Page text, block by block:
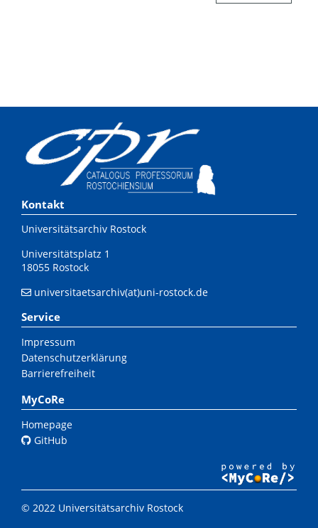
Kontakt
Universitätsarchiv Rostock
Universitätsplatz 1
18055 Rostock
universitaetsarchiv(at)uni-rostock.de
Service
Impressum
Datenschutzerklärung
Barrierefreiheit
MyCoRe
Homepage
GitHub
© 2022 Universitätsarchiv Rostock